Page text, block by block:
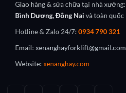
Giao hàng & sửa chữa tại nhà xưởng:
Bình Dương, Đồng Nai và toàn quốc
Hotline & Zalo 24/7: 0934 790 321
Email: xenanghayforklift@gmail.com
Website: xenanghay.com